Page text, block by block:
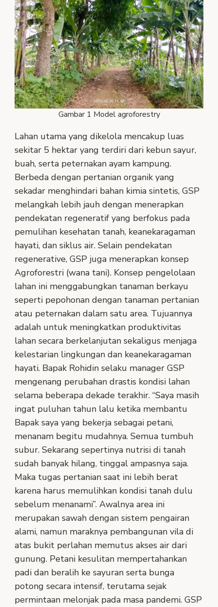
Gambar 1 Model agroforestry
Lahan utama yang dikelola mencakup luas
sekitar 5 hektar yang terdiri dari kebun sayur,
buah, serta peternakan ayam kampung.
Berbeda dengan pertanian organik yang
sekadar menghindari bahan kimia sintetis, GSP
melangkah lebih jauh dengan menerapkan
pendekatan regeneratif yang berfokus pada
pemulihan kesehatan tanah, keanekaragaman
hayati, dan siklus air. Selain pendekatan
regenerative, GSP juga menerapkan konsep
Agroforestri (wana tani). Konsep pengelolaan
lahan ini menggabungkan tanaman berkayu
seperti pepohonan dengan tanaman pertanian
atau peternakan dalam satu area. Tujuannya
adalah untuk meningkatkan produktivitas
lahan secara berkelanjutan sekaligus menjaga
kelestarian lingkungan dan keanekaragaman
hayati. Bapak Rohidin selaku manager GSP
mengenang perubahan drastis kondisi lahan
selama beberapa dekade terakhir. “Saya masih
ingat puluhan tahun lalu ketika membantu
Bapak saya yang bekerja sebagai petani,
menanam begitu mudahnya. Semua tumbuh
subur. Sekarang sepertinya nutrisi di tanah
sudah banyak hilang, tinggal ampasnya saja.
Maka tugas pertanian saat ini lebih berat
karena harus memulihkan kondisi tanah dulu
sebelum menanami”. Awalnya area ini
merupakan sawah dengan sistem pengairan
alami, namun maraknya pembangunan vila di
atas bukit perlahan memutus akses air dari
gunung. Petani kesulitan mempertahankan
padi dan beralih ke sayuran serta bunga
potong secara intensif, terutama sejak
permintaan melonjak pada masa pandemi. GSP